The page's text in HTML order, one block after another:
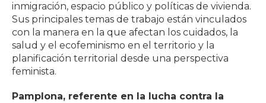
inmigración, espacio público y políticas de vivienda.
Sus principales temas de trabajo están vinculados
con la manera en la que afectan los cuidados, la
salud y el ecofeminismo en el territorio y la
planificación territorial desde una perspectiva
feminista.
Pamplona, referente en la lucha contra la